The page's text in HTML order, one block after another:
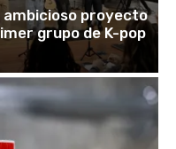
ambicioso proyecto
grupo de K-pop